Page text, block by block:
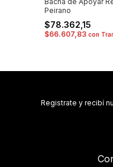
Peirano
$78.362,15
$66.607,83con
Registrate y recibí